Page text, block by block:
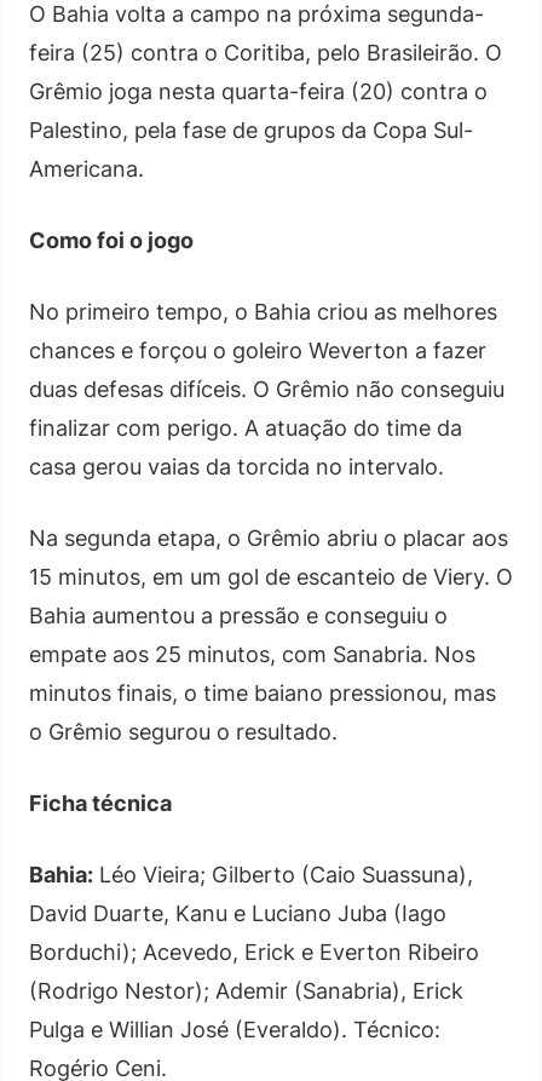
O Bahia volta a campo na próxima segunda-
feira (25) contra o Coritiba, pelo Brasileirão. O
Grêmio joga nesta quarta-feira (20) contra o
Palestino, pela fase de grupos da Copa Sul-
Americana.
Como foi o jogo
No primeiro tempo, o Bahia criou as melhores
chances e forçou o goleiro Weverton a fazer
duas defesas difíceis. O Grêmio não conseguiu
finalizar com perigo. A atuação do time da
casa gerou vaias da torcida no intervalo.
Na segunda etapa, o Grêmio abriu o placar aos
15 minutos, em um gol de escanteio de Viery. O
Bahia aumentou a pressão e conseguiu o
empate aos 25 minutos, com Sanabria. Nos
minutos finais, o time baiano pressionou, mas
o Grêmio segurou o resultado.
Ficha técnica
Bahia: Léo Vieira; Gilberto (Caio Suassuna),
David Duarte, Kanu e Luciano Juba (Iago
Borduchi); Acevedo, Erick e Everton Ribeiro
(Rodrigo Nestor); Ademir (Sanabria), Erick
Pulga e Willian José (Everaldo). Técnico:
Rogério Ceni.